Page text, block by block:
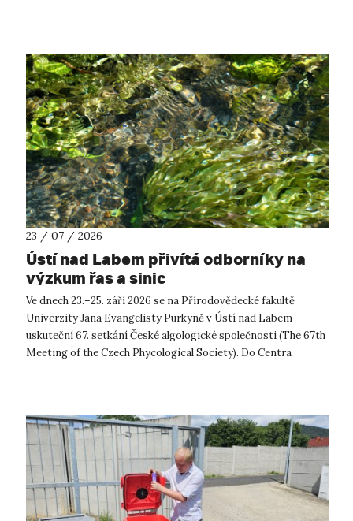
23 / 07 / 2026
Ústí nad Labem přivítá odborníky na
výzkum řas a sinic
Ve dnech 23.–25. září 2026 se na Přírodovědecké fakultě
Univerzity Jana Evangelisty Purkyně v Ústí nad Labem
uskuteční 67. setkání České algologické společnosti (The 67th
Meeting of the Czech Phycological Society). Do Centra